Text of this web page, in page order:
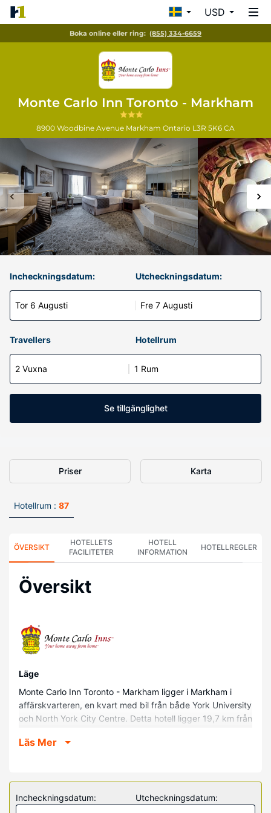
USD
Boka online eller ring: (855) 334-6659
Monte Carlo Inn Toronto - Markham
8900 Woodbine Avenue Markham Ontario L3R 5K6 CA
Incheckningsdatum:
Tor 6 Augusti
Utcheckningsdatum:
Fre 7 Augusti
Travellers Hotellrum
2 Vuxna 1 Rum
Se tillgänglighet
Priser Karta
Hotellrum : 87
ÖVERSIKT
HOTELLETS
FACILITETER
HOTELL
INFORMATION
HOTELLREGLER
Översikt
Läge
Monte Carlo Inn Toronto - Markham ligger i Markham i
affärskvarteren, en kvart med bil från både York University
och North York City Centre. Detta hotell ligger 19,7 km från
Mills Mall.
Känn dig som hemma i ett av de 87 rummen med kylskåp
och mikrovågsugn. Med gratis fast internetanslutning och
wi-fi håller du dig uppkopplad, medan kabelkanaler står
Läs Mer
Incheckningsdatum: Utcheckningsdatum: